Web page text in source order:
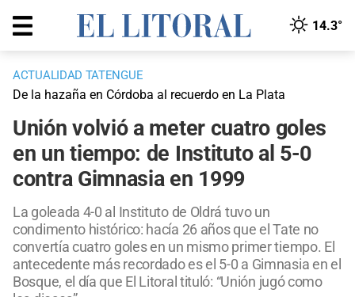
14.3°
ACTUALIDAD TATENGUE
De la hazaña en Córdoba al recuerdo en La Plata
Unión volvió a meter cuatro goles
en un tiempo: de Instituto al 5-0
contra Gimnasia en 1999
La goleada 4-0 al Instituto de Oldrá tuvo un
condimento histórico: hacía 26 años que el Tate no
convertía cuatro goles en un mismo primer tiempo. El
antecedente más recordado es el 5-0 a Gimnasia en el
Bosque, el día que El Litoral tituló: “Unión jugó como